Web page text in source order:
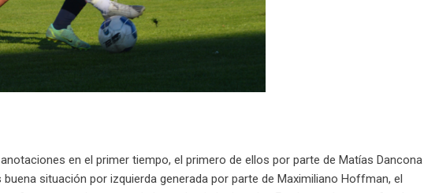
en el primer tiempo, el primero de ellos por parte de Matías Dancona
situación por izquierda generada por parte de Maximiliano Hoffman, el